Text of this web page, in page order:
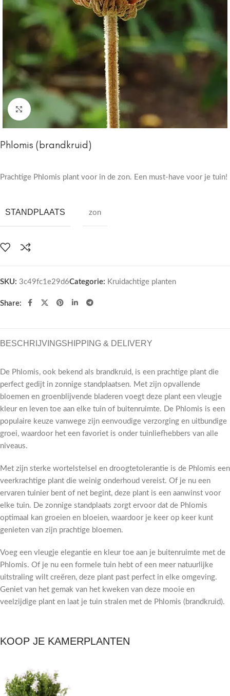
Click to enlarge
Phlomis (brandkruid)
Prachtige Phlomis plant voor in de zon. Een must-have voor je tuin!
STANDPLAATS zon
SKU: 3c49fc1e29d6Categorie: Kruidachtige planten
Share:
BESCHRIJVINGSHIPPING & DELIVERY
De Phlomis, ook bekend als brandkruid, is een prachtige plant die
perfect gedijt in zonnige standplaatsen. Met zijn opvallende
bloemen en groenblijvende bladeren voegt deze plant een vleugje
kleur en leven toe aan elke tuin of buitenruimte. De Phlomis is een
populaire keuze vanwege zijn eenvoudige verzorging en uitbundige
groei, waardoor het een favoriet is onder tuinliefhebbers van alle
niveaus.
Met zijn sterke wortelstelsel en droogtetolerantie is de Phlomis een
veerkrachtige plant die weinig onderhoud vereist. Of je nu een
ervaren tuinier bent of net begint, deze plant is een aanwinst voor
elke tuin. De zonnige standplaats zorgt ervoor dat de Phlomis
optimaal kan groeien en bloeien, waardoor je keer op keer kunt
genieten van zijn prachtige bloemen.
Voeg een vleugje elegantie en kleur toe aan je buitenruimte met de
Phlomis. Of je nu een formele tuin hebt of een meer natuurlijke
uitstraling wilt creëren, deze plant past perfect in elke omgeving.
Geniet van het gemak van het kweken van deze mooie en
veelzijdige plant en laat je tuin stralen met de Phlomis (brandkruid).
KOOP JE KAMERPLANTEN